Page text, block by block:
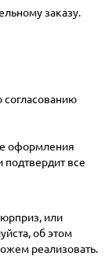
заказу.
оформления
подтвердит все
или
об этом
реализовать.